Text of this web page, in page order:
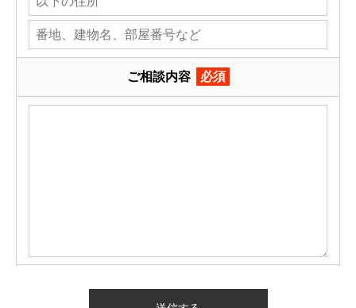
ご相談内容 必須